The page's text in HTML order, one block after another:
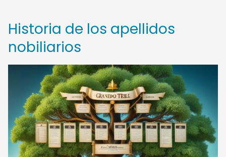
Historia de los apellidos
nobiliarios